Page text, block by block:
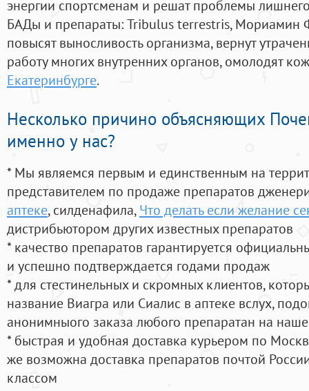
энергии спортсменам и решат проблемы
БАДы и препараты:Tribulus terrestris, Мориамин
повысят выносливость организма, вернут
работу многих внутренних органов, омолодят
Екатеринбурге.
Несколько причино объясняющих
именно у нас?
* Мы являемся первым и единственным на
представителем по продаже препаратов
аптеке, силденафила, Что делать если желание
дистрибьютором других известных препаратов
* качество препаратов гарантируется
и успешно подтверждается годами продаж
* для стестинельных и скромных клиентов,
название Виагра или Сиалис в аптеке вслух,
анонимныого заказа любого препаратан на
* быстрая и удобная доставка курьером по
же возможна доставка препаратов почтой
классом